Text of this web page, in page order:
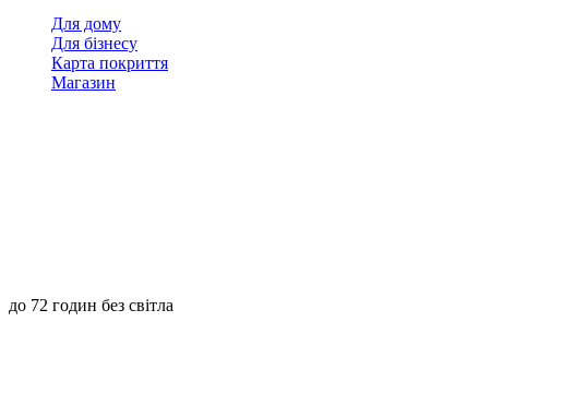
Для дому
Для бізнесу
Карта покриття
Магазин
до 72 годин без світла